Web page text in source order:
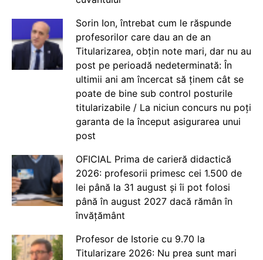
Sorin Ion, întrebat cum le răspunde
profesorilor care dau an de an
Titularizarea, obțin note mari, dar nu au
post pe perioadă nedeterminată: În
ultimii ani am încercat să ținem cât se
poate de bine sub control posturile
titularizabile / La niciun concurs nu poți
garanta de la început asigurarea unui
post
OFICIAL Prima de carieră didactică
2026: profesorii primesc cei 1.500 de
lei până la 31 august și îi pot folosi
până în august 2027 dacă rămân în
învățământ
Profesor de Istorie cu 9.70 la
Titularizare 2026: Nu prea sunt mari